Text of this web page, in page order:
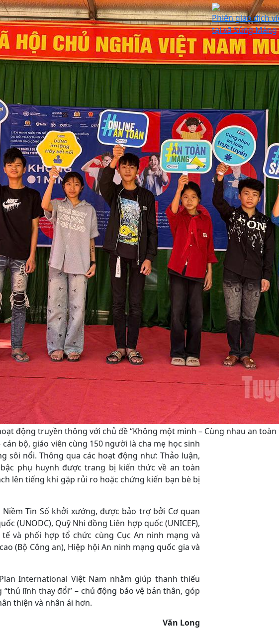
động truyền thông với chủ đề “Không một mình – Cùng nhau an
bộ, giáo viên cùng 150 người là cha mẹ học sinh
sôi nổi. Thông qua các hoạt động như: Thảo luận,
phụ huynh được trang bị kiến thức về an toàn
lên tiếng khi gặp rủi ro hoặc chứng kiến bạn bè bị
Tin Số khởi xướng, được bảo trợ bởi Cơ quan
(UNODC), Quỹ Nhi đồng Liên hợp quốc (UNICEF),
và phối hợp tổ chức cùng Cục An ninh mạng và
(Bộ Công an), Hiệp hội An ninh mạng quốc gia và
International Việt Nam nhằm giúp thanh thiếu
lĩnh thay đổi” – chủ động bảo vệ bản thân, góp
thiện và nhân ái hơn.
Văn Long
Phiên giao dịch
tại xã Sủng Máng